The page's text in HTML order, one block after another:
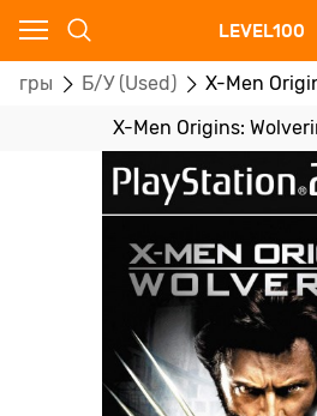
LEVEL100
Б/У (Used) X-Men
X-Men Origins:
Ваш город - Москва,
угадали?
ДА НЕТ